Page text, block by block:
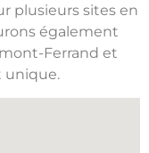
plusieurs sites en
également
Ferrand et
unique.